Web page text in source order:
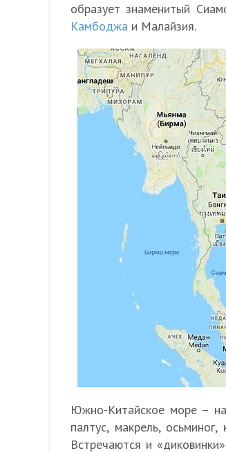
образует знаменитый
Камбоджа и Малайзия.
Южно-Китайское море –
палтус, макрель,
Встречаются и